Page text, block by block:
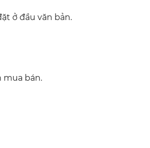
ở đầu văn bản.
mua bán.